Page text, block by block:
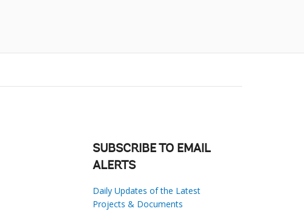
SUBSCRIBE TO EMAIL
ALERTS
Daily Updates of the Latest
Projects & Documents